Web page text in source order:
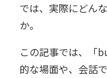
では、実際にどん
か。
この記事では、「
的な場面や、会話